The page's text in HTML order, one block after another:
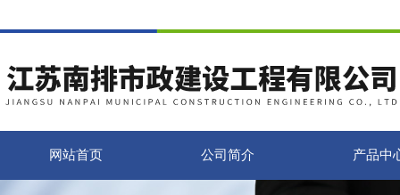
网站首页 公司简介 产品中